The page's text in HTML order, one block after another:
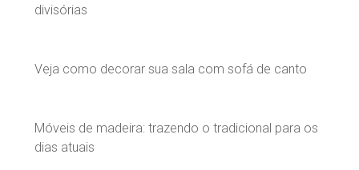
divisórias
Veja como decorar sua sala com sofá de canto
Móveis de madeira: trazendo o tradicional para os
dias atuais